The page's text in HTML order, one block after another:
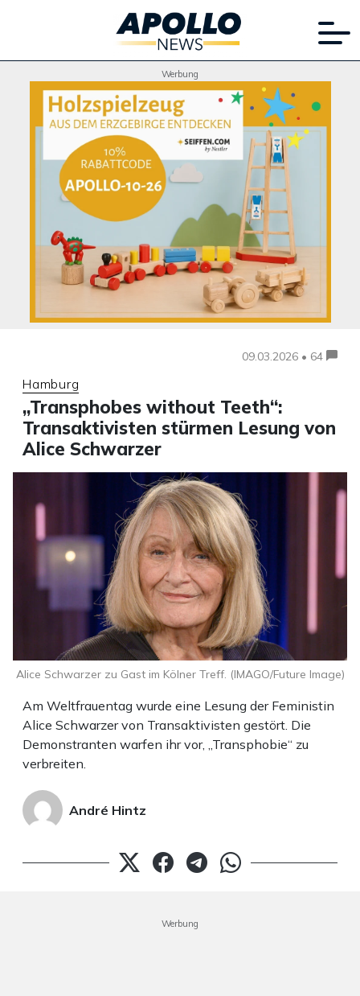
Werbung
09.03.2026 • 64
Hamburg
„Transphobes without Teeth“:
Transaktivisten stürmen Lesung von
Alice Schwarzer
Am Weltfrauentag wurde eine Lesung der Feministin
Alice Schwarzer von Transaktivisten gestört. Die
Demonstranten warfen ihr vor, „Transphobie“ zu
verbreiten.
André Hintz
Alice Schwarzer zu Gast im Kölner Treff. (IMAGO/Future Image)
Werbung